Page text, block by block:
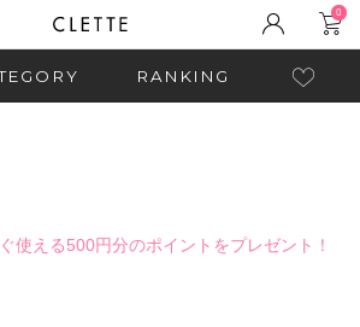
0
RANKING
使える500円分のポイントをプレゼント！